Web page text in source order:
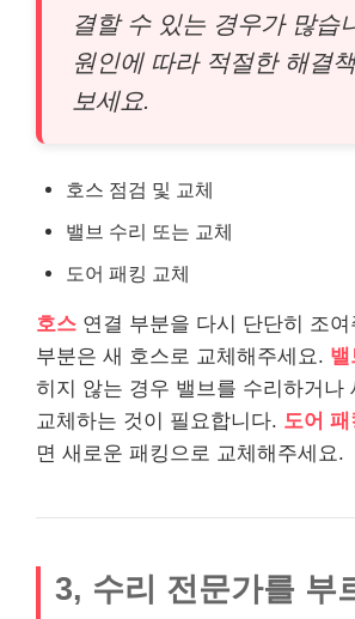
결할 수 있는 경우가 많습
원인에 따라 적절한 해결
보세요.
호스 점검 및 교체
밸브 수리 또는 교체
도어 패킹 교체
호스 연결 부분을 다시 단단히 조
부분은 새 호스로 교체해주세요. 밸
히지 않는 경우 밸브를 수리하거나
교체하는 것이 필요합니다. 도어 패
면 새로운 패킹으로 교체해주세요.
3, 수리 전문가를 부